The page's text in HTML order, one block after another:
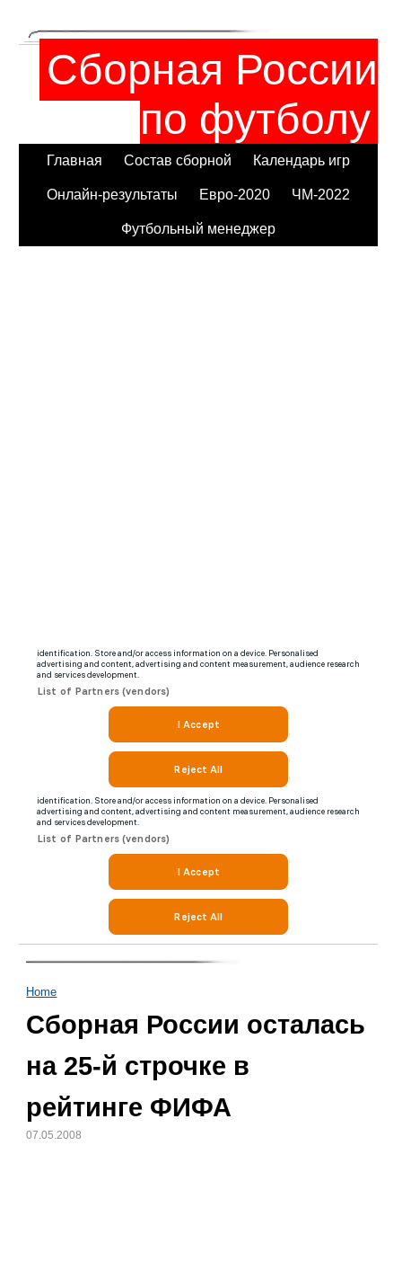
Сборная России
по футболу
Главная Состав сборной Календарь игр
Онлайн-результаты Евро-2020 ЧМ-2022
Футбольный менеджер
Home
Сборная России осталась
на 25-й строчке в
рейтинге ФИФА
07.05.2008